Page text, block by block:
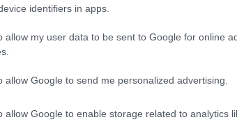
identifiers in apps.
allow my user data to be sent to Google for online
allow Google to send me personalized advertising.
allow Google to enable storage related to analytics